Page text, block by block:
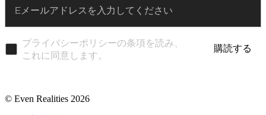
プライバシーポリシーの条項を読み、
これに同意します。
購読する
© Even Realities 2026